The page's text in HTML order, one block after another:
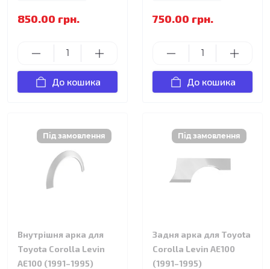
850.00 грн.
До кошика
750.00 грн.
До кошика
Внутрішня арка для
Toyota Corolla Levin
AE100 (1991–1995)
Задня арка для Toyota
Corolla Levin AE100
(1991–1995)